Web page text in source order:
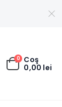
0 Coş
0,00 lei